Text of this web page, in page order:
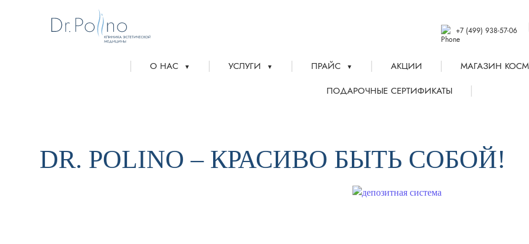
+7 (499) 938-57-06
| О НАС ▼ | УСЛУГИ ▼ | ПРАЙС ▼ | АКЦИИ | МАГАЗИН
ПОДАРОЧНЫЕ СЕРТИФИКАТЫ |
DR. POLINO – КРАСИВО БЫТЬ СОБОЙ!